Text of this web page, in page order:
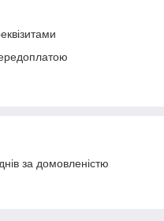
за домовленістю